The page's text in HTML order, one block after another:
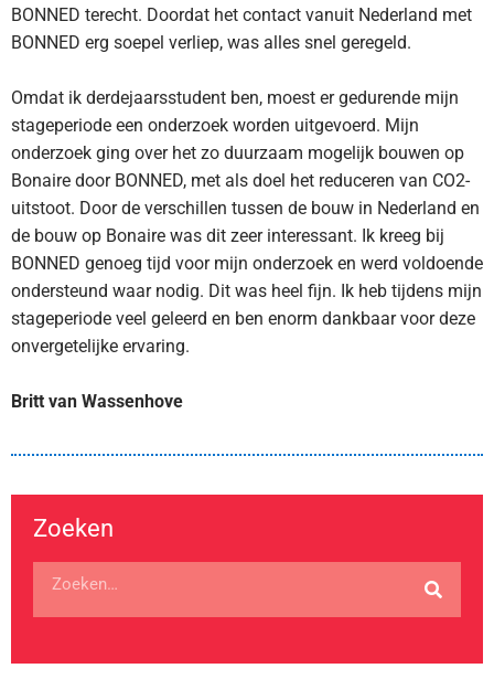
BONNED terecht. Doordat het contact vanuit Nederland met
BONNED erg soepel verliep, was alles snel geregeld.
Omdat ik derdejaarsstudent ben, moest er gedurende mijn
stageperiode een onderzoek worden uitgevoerd. Mijn
onderzoek ging over het zo duurzaam mogelijk bouwen op
Bonaire door BONNED, met als doel het reduceren van CO2-
uitstoot. Door de verschillen tussen de bouw in Nederland en
de bouw op Bonaire was dit zeer interessant. Ik kreeg bij
BONNED genoeg tijd voor mijn onderzoek en werd voldoende
ondersteund waar nodig. Dit was heel fijn. Ik heb tijdens mijn
stageperiode veel geleerd en ben enorm dankbaar voor deze
onvergetelijke ervaring.
Britt van Wassenhove
Zoeken